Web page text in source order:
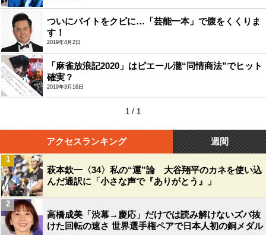
ついにバイトをクビに…「芸能一本」で腹をくくりま
す！
2019年4月2日
「麻雀放浪記2020」はピエール瀧“同情商法”でヒット
確実？
2019年3月16日
1 / 1
アクセスランキング 週間
萩本欽一〈34〉私の“運”論 大谷翔平のカネを使い込
んだ通訳に「小さな声で『ありがとう』」
1
高橋成美「渋幕→慶応」だけでは読み解けないズバ抜
けた回転の速さ 世界選手権ペアで日本人初の銅メダル
2